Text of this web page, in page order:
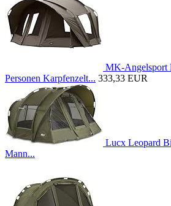
MK-Angelsport
Personen Karpfenzelt... 333,33 EUR
Lucx Leopard
Mann...